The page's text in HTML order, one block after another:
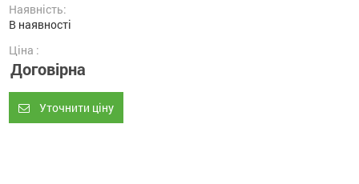
Наявність:
В наявності
Ціна :
Договірна
Уточнити ціну